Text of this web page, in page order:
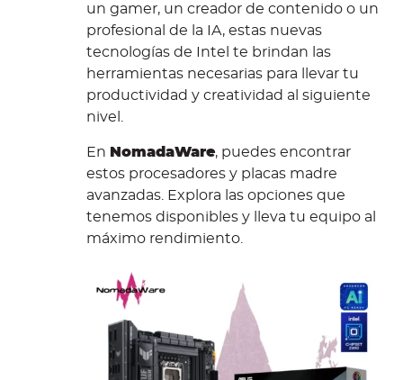
un gamer, un creador de contenido o un
profesional de la IA, estas nuevas
tecnologías de Intel te brindan las
herramientas necesarias para llevar tu
productividad y creatividad al siguiente
nivel.
En NomadaWare, puedes encontrar
estos procesadores y placas madre
avanzadas. Explora las opciones que
tenemos disponibles y lleva tu equipo al
máximo rendimiento.